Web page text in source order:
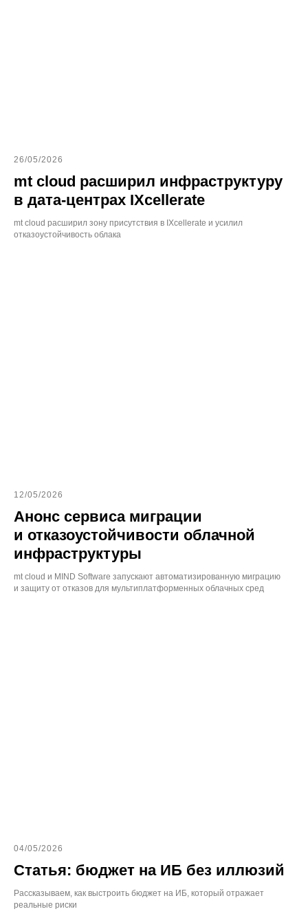
26/05/2026
mt cloud расширил инфраструктуру
в дата-центрах IXcellerate
mt cloud расширил зону присутствия в IXcellerate и усилил
отказоустойчивость облака
12/05/2026
Анонс сервиса миграции
и отказоустойчивости облачной
инфраструктуры
mt cloud и MIND Software запускают автоматизированную миграцию
и защиту от отказов для мультиплатформенных облачных сред
04/05/2026
Статья: бюджет на ИБ без иллюзий
Рассказываем, как выстроить бюджет на ИБ, который отражает
реальные риски